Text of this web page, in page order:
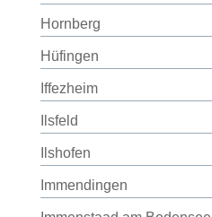
Hornberg
Hüfingen
Iffezheim
Ilsfeld
Ilshofen
Immendingen